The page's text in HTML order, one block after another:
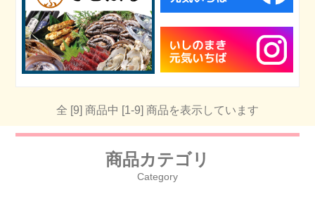
全 [9] 商品中 [1-9] 商品を表示しています
商品カテゴリ
Category